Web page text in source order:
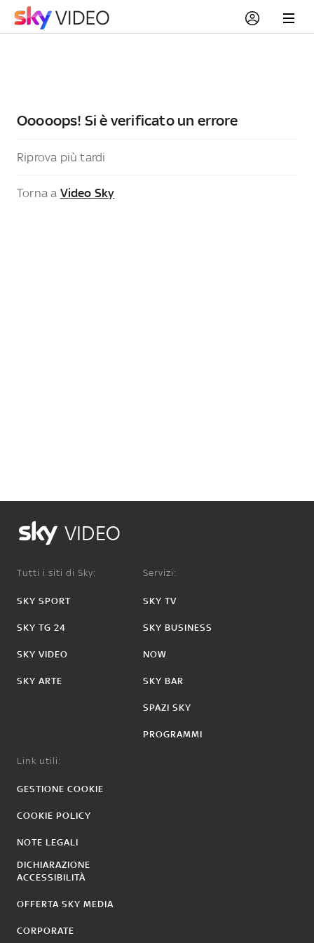
Ooooops! Si è verificato un errore
Riprova più tardi
Torna a Video Sky
VIDEO
Tutti i siti di Sky:
SKY SPORT
SKY TG 24
SKY VIDEO
SKY ARTE
Servizi:
SKY TV
SKY BUSINESS
NOW
SKY BAR
SPAZI SKY
PROGRAMMI
Link utili:
GESTIONE COOKIE
COOKIE POLICY
NOTE LEGALI
DICHIARAZIONE
ACCESSIBILITÀ
OFFERTA SKY MEDIA
CORPORATE